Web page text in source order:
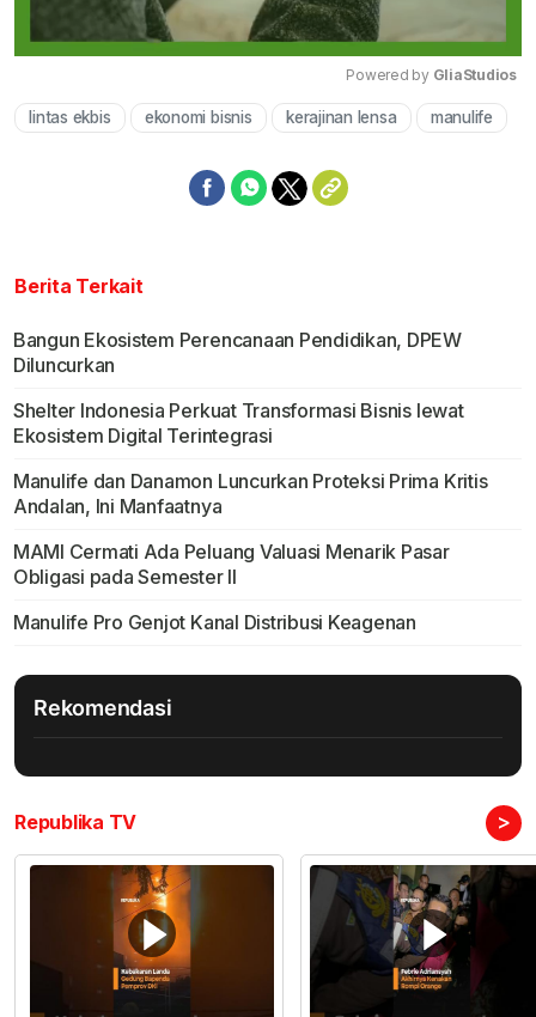
Mute
Powered by GliaStudios
lintas ekbis ekonomi bisnis kerajinan lensa manulife
Berita Terkait
Bangun Ekosistem Perencanaan Pendidikan, DPEW
Diluncurkan
Shelter Indonesia Perkuat Transformasi Bisnis lewat
Ekosistem Digital Terintegrasi
Manulife dan Danamon Luncurkan Proteksi Prima Kritis
Andalan, Ini Manfaatnya
MAMI Cermati Ada Peluang Valuasi Menarik Pasar
Obligasi pada Semester II
Manulife Pro Genjot Kanal Distribusi Keagenan
Rekomendasi
Republika TV >